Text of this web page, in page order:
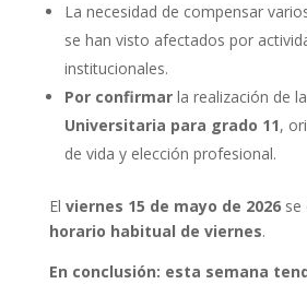
La necesidad de compensar
se han visto afectados por
institucionales.
Por confirmarla realización de la
Universitaria para grado 11,
de vida y elección profesional.
El viernes 15 de mayo de 2026se
horario habitual de viernes.
En conclusión: esta semana